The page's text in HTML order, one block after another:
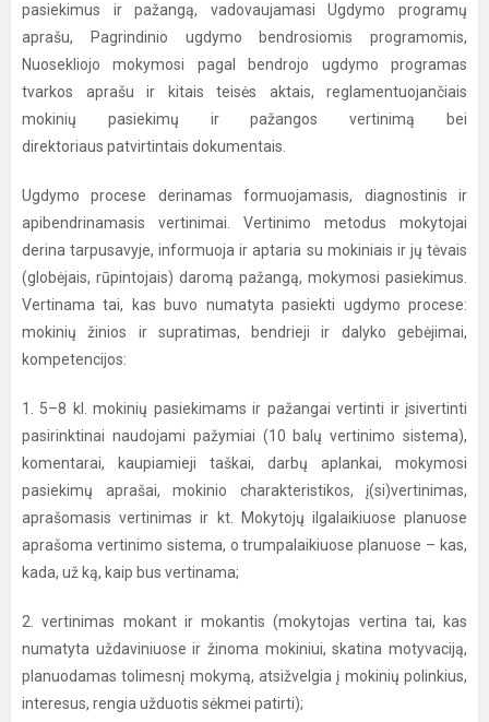
pasiekimus ir pažangą, vadovaujamasi Ugdymo programų
aprašu, Pagrindinio ugdymo bendrosiomis programomis,
Nuosekliojo mokymosi pagal bendrojo ugdymo programas
tvarkos aprašu ir kitais teisės aktais, reglamentuojančiais
mokinių pasiekimų ir pažangos vertinimą bei
direktoriaus patvirtintais dokumentais.
Ugdymo procese derinamas formuojamasis, diagnostinis ir
apibendrinamasis vertinimai. Vertinimo metodus mokytojai
derina tarpusavyje, informuoja ir aptaria su mokiniais ir jų tėvais
(globėjais, rūpintojais) daromą pažangą, mokymosi pasiekimus.
Vertinama tai, kas buvo numatyta pasiekti ugdymo procese:
mokinių žinios ir supratimas, bendrieji ir dalyko gebėjimai,
kompetencijos:
1. 5–8 kl. mokinių pasiekimams ir pažangai vertinti ir įsivertinti
pasirinktinai naudojami pažymiai (10 balų vertinimo sistema),
komentarai, kaupiamieji taškai, darbų aplankai, mokymosi
pasiekimų aprašai, mokinio charakteristikos, į(si)vertinimas,
aprašomasis vertinimas ir kt. Mokytojų ilgalaikiuose planuose
aprašoma vertinimo sistema, o trumpalaikiuose planuose – kas,
kada, už ką, kaip bus vertinama;
2. vertinimas mokant ir mokantis (mokytojas vertina tai, kas
numatyta uždaviniuose ir žinoma mokiniui, skatina motyvaciją,
planuodamas tolimesnį mokymą, atsižvelgia į mokinių polinkius,
interesus, rengia užduotis sėkmei patirti);